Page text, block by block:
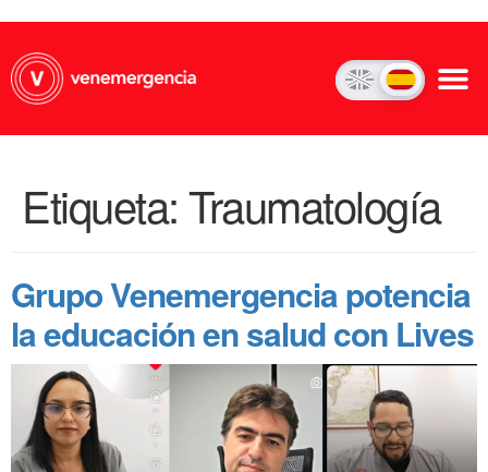
Etiqueta:Traumatología
Grupo Venemergencia potencia
la educación en salud con Lives